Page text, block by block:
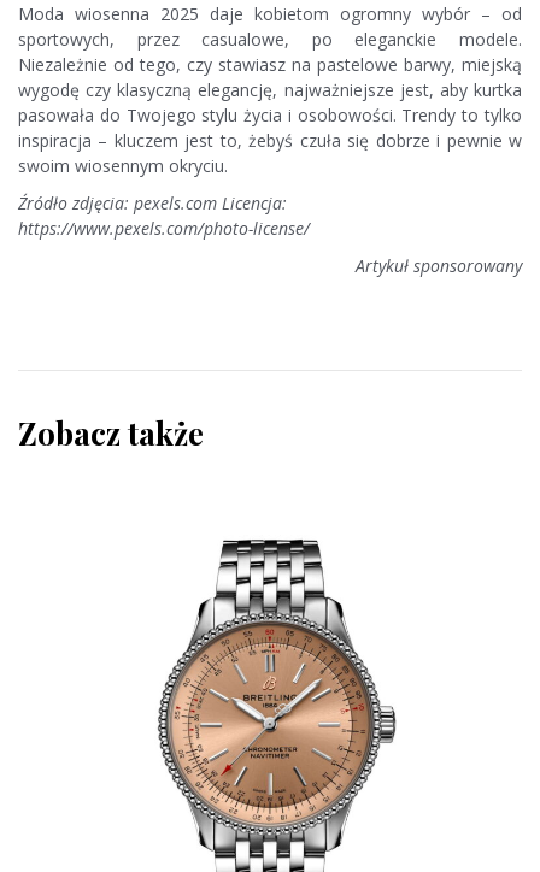
Moda wiosenna 2025 daje kobietom ogromny wybór – od
sportowych, przez casualowe, po eleganckie modele.
Niezależnie od tego, czy stawiasz na pastelowe barwy, miejską
wygodę czy klasyczną elegancję, najważniejsze jest, aby kurtka
pasowała do Twojego stylu życia i osobowości. Trendy to tylko
inspiracja – kluczem jest to, żebyś czuła się dobrze i pewnie w
swoim wiosennym okryciu.
Źródło zdjęcia: pexels.com Licencja:
https://www.pexels.com/photo-license/
Artykuł sponsorowany
Zobacz także